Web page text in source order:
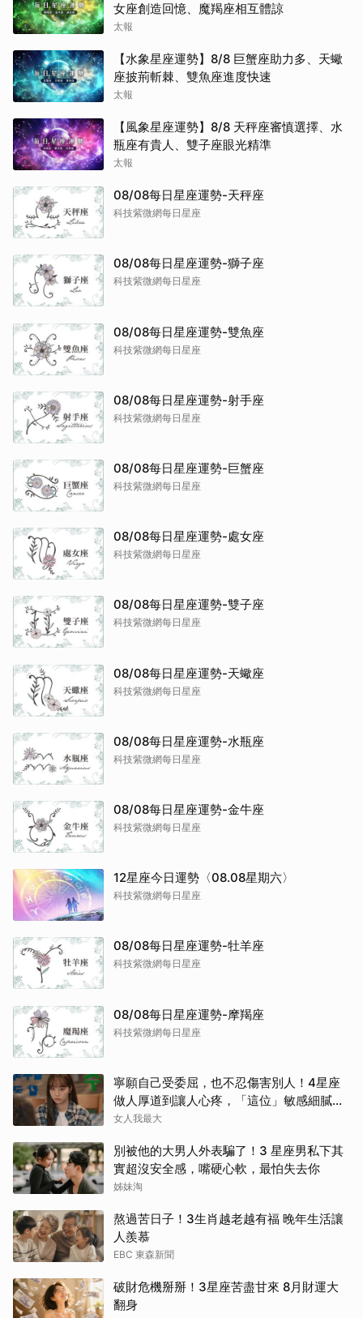
女座創造回憶、魔羯座相互體諒
太報
【水象星座運勢】8/8 巨蟹座助力多、天蠍
座披荊斬棘、雙魚座進度快速
太報
【風象星座運勢】8/8 天秤座審慎選擇、水
瓶座有貴人、雙子座眼光精準
太報
08/08每日星座運勢-天秤座
科技紫微網每日星座
08/08每日星座運勢-獅子座
科技紫微網每日星座
08/08每日星座運勢-雙魚座
科技紫微網每日星座
08/08每日星座運勢-射手座
科技紫微網每日星座
08/08每日星座運勢-巨蟹座
科技紫微網每日星座
08/08每日星座運勢-處女座
科技紫微網每日星座
08/08每日星座運勢-雙子座
科技紫微網每日星座
08/08每日星座運勢-天蠍座
科技紫微網每日星座
08/08每日星座運勢-水瓶座
科技紫微網每日星座
08/08每日星座運勢-金牛座
科技紫微網每日星座
12星座今日運勢〈08.08星期六〉
科技紫微網每日星座
08/08每日星座運勢-牡羊座
科技紫微網每日星座
08/08每日星座運勢-摩羯座
科技紫微網每日星座
寧願自己受委屈，也不忍傷害別人！4星座
做人厚道到讓人心疼，「這位」敏感細膩搞
得自己不斷內耗
女人我最大
別被他的大男人外表騙了！3 星座男私下其
實超沒安全感，嘴硬心軟，最怕失去你
姊妹淘
熬過苦日子！3生肖越老越有福 晚年生活讓
人羨慕
EBC 東森新聞
破財危機掰掰！3星座苦盡甘來 8月財運大
翻身